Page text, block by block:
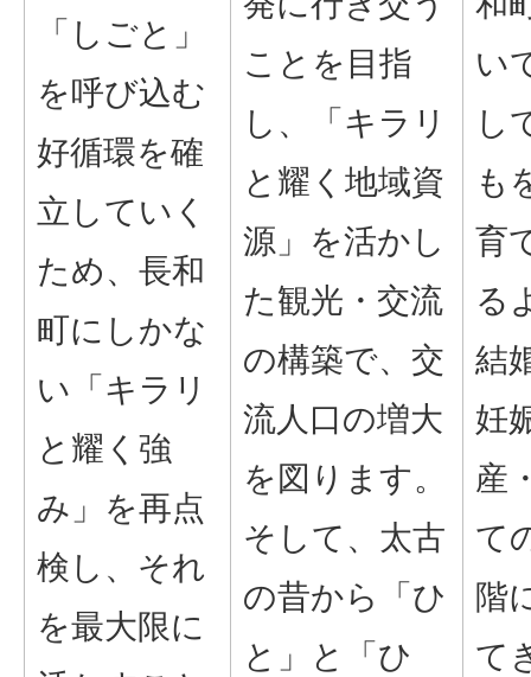
「しごと」
を呼び込む
好循環を確
立していく
ため、長和
町にしかな
い「キラリ
と耀く強
み」を再点
検し、それ
を最大限に
ことを目指
し、「キラリ
と耀く地域資
源」を活かし
た観光・交流
の構築で、交
流人口の増大
を図ります。
そして、太古
の昔から「ひ
と」と「ひ
い
し
も
育
る
結
妊
産
て
階
て